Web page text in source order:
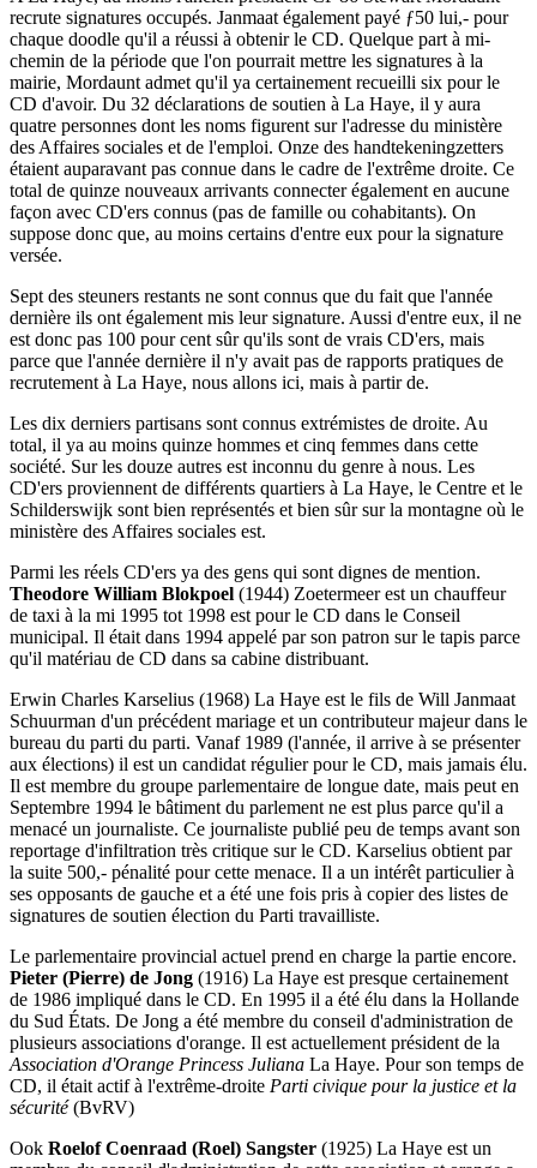
recrute signatures occupés. Janmaat également payé ƒ50 lui,- pour
chaque doodle qu'il a réussi à obtenir le CD. Quelque part à mi-
chemin de la période que l'on pourrait mettre les signatures à la
mairie, Mordaunt admet qu'il ya certainement recueilli six pour le
CD d'avoir. Du 32 déclarations de soutien à La Haye, il y aura
quatre personnes dont les noms figurent sur l'adresse du ministère
des Affaires sociales et de l'emploi. Onze des handtekeningzetters
étaient auparavant pas connue dans le cadre de l'extrême droite. Ce
total de quinze nouveaux arrivants connecter également en aucune
façon avec CD'ers connus (pas de famille ou cohabitants). On
suppose donc que, au moins certains d'entre eux pour la signature
versée.
Sept des steuners restants ne sont connus que du fait que l'année
dernière ils ont également mis leur signature. Aussi d'entre eux, il ne
est donc pas 100 pour cent sûr qu'ils sont de vrais CD'ers, mais
parce que l'année dernière il n'y avait pas de rapports pratiques de
recrutement à La Haye, nous allons ici, mais à partir de.
Les dix derniers partisans sont connus extrémistes de droite. Au
total, il ya au moins quinze hommes et cinq femmes dans cette
société. Sur les douze autres est inconnu du genre à nous. Les
CD'ers proviennent de différents quartiers à La Haye, le Centre et le
Schilderswijk sont bien représentés et bien sûr sur la montagne où le
ministère des Affaires sociales est.
Parmi les réels CD'ers ya des gens qui sont dignes de mention.
Theodore William Blokpoel (1944) Zoetermeer est un chauffeur
de taxi à la mi 1995 tot 1998 est pour le CD dans le Conseil
municipal. Il était dans 1994 appelé par son patron sur le tapis parce
qu'il matériau de CD dans sa cabine distribuant.
Erwin Charles Karselius (1968) La Haye est le fils de Will Janmaat
Schuurman d'un précédent mariage et un contributeur majeur dans le
bureau du parti du parti. Vanaf 1989 (l'année, il arrive à se présenter
aux élections) il est un candidat régulier pour le CD, mais jamais élu.
Il est membre du groupe parlementaire de longue date, mais peut en
Septembre 1994 le bâtiment du parlement ne est plus parce qu'il a
menacé un journaliste. Ce journaliste publié peu de temps avant son
reportage d'infiltration très critique sur le CD. Karselius obtient par
la suite 500,- pénalité pour cette menace. Il a un intérêt particulier à
ses opposants de gauche et a été une fois pris à copier des listes de
signatures de soutien élection du Parti travailliste.
Le parlementaire provincial actuel prend en charge la partie encore.
Pieter (Pierre) de Jong (1916) La Haye est presque certainement
de 1986 impliqué dans le CD. En 1995 il a été élu dans la Hollande
du Sud États. De Jong a été membre du conseil d'administration de
plusieurs associations d'orange. Il est actuellement président de la
Association d'Orange Princess Juliana La Haye. Pour son temps de
CD, il était actif à l'extrême-droite Parti civique pour la justice et la
sécurité(BvRV)
Ook Roelof Coenraad (Roel) Sangster (1925) La Haye est un